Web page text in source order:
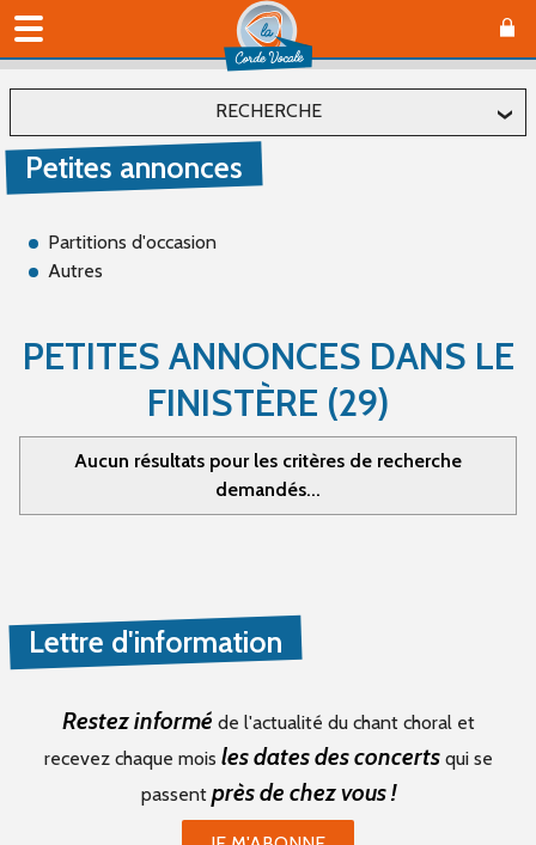
RECHERCHE
Localiser
Affiner
Recherche (6)
Catégorie(s)
Musiciens (2)
Recherche De Partitions (0)
Echanges / Rencontres Entre Groupes Vocaux (0)
Matériels Et Fournitures (0)
Petites annonces
Partitions d'occasion
Autres
PETITES ANNONCES DANS LE
FINISTÈRE (29)
Aucun résultats pour les critères de recherche
demandés...
Lettre d'information
Restez informé de l'actualité du chant choral et
recevez chaque mois les dates des concertsqui se
passent près de chez vous !